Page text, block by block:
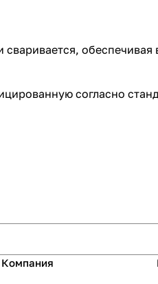
согласно
Компания